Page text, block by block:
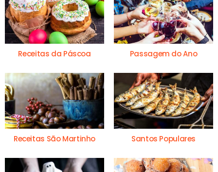
Receitas da Páscoa Passagem do Ano
Receitas São Martinho Santos Populares